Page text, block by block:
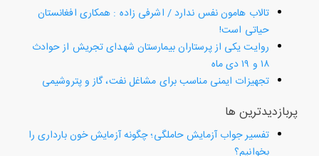
تالاب هامون نفس ندارد / اشرفی زاده : همکاری افغانستان
حیاتی است!
روایت یکی از پرستاران بیمارستان شهدای تجریش از حوادث
تجهیزات ایمنی مناسب برای مشاغل نفت، گاز و پتروشیمی
پربازدیدترین ها
تفسیر جواب آزمایش حاملگی؛ چگونه آزمایش خون بارداری را
بخوانیم؟